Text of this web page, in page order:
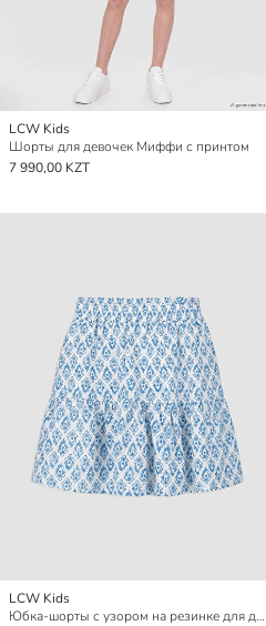
LCW Kids
Шорты для девочек Миффи с принтом
7 990,00 KZT
LCW Kids
Юбка-шорты с узором на резинке для девочек